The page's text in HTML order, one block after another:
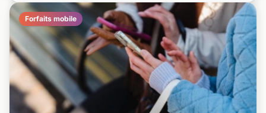
Forfaits mobile